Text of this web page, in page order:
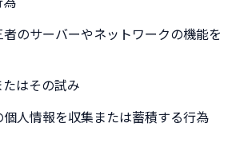
のサーバーやネットワークの機能を
はその試み
人情報を収集または蓄積する行為